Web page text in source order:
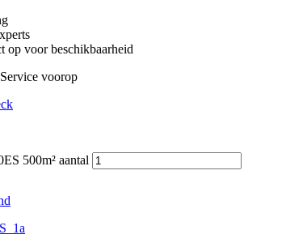
op voor beschikbaarheid
voorop
500m² aantal